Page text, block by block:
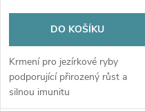
DO KOŠÍKU
Krmení pro jezírkové ryby
podporující přirozený růst a
silnou imunitu